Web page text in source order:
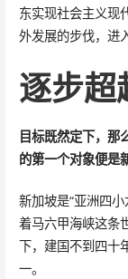
东实现社会主义现
外发展的步伐，进
逐步超
目标既然定下，那
的第一个对象便是
新加坡是“亚洲四
着马六甲海峡这条
下，建国不到四十
一。